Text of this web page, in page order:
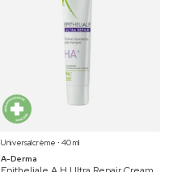
Universalcrème ⋅ 40 ml
A-Derma